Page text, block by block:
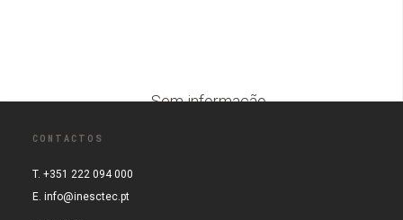
Sem informação
CONTACTOS
T. +351 222 094 000
E. info@inesctec.pt